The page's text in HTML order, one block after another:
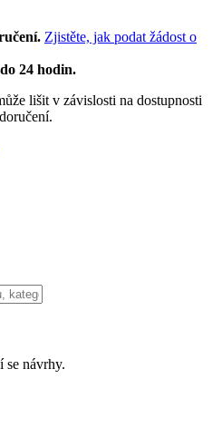
Zjistěte, jak podat žádost o
24 hodin.
lišit v závislosti na dostupnosti
se návrhy.